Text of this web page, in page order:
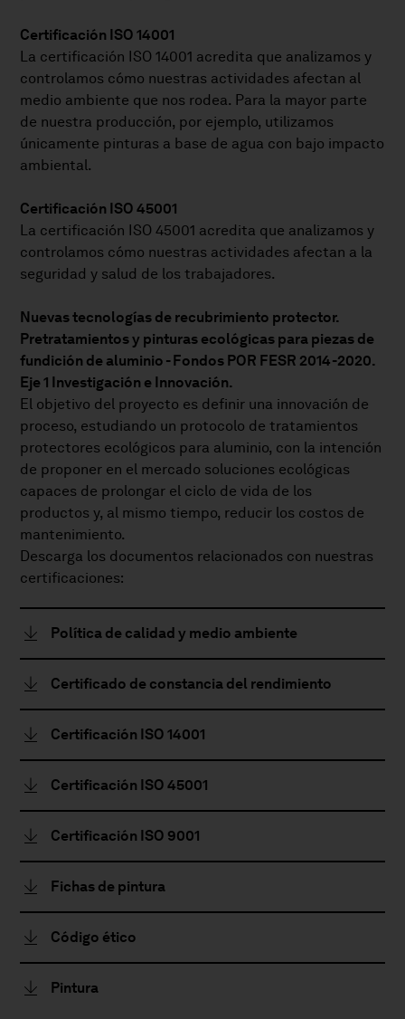
Certificación ISO 14001
La certificación ISO 14001 acredita que analizamos y
controlamos cómo nuestras actividades afectan al
medio ambiente que nos rodea. Para la mayor parte
de nuestra producción, por ejemplo, utilizamos
únicamente pinturas a base de agua con bajo impacto
ambiental.
Certificación ISO 45001
La certificación ISO 45001 acredita que analizamos y
controlamos cómo nuestras actividades afectan a la
seguridad y salud de los trabajadores.
Nuevas tecnologías de recubrimiento protector.
Pretratamientos y pinturas ecológicas para piezas de
fundición de aluminio - Fondos POR FESR 2014-2020.
Eje 1 Investigación e Innovación.
El objetivo del proyecto es definir una innovación de
proceso, estudiando un protocolo de tratamientos
protectores ecológicos para aluminio, con la intención
de proponer en el mercado soluciones ecológicas
capaces de prolongar el ciclo de vida de los
productos y, al mismo tiempo, reducir los costos de
mantenimiento.
Descarga los documentos relacionados con nuestras
certificaciones:
Política de calidad y medio ambiente
Certificado de constancia del rendimiento
Certificación ISO 14001
Certificación ISO 45001
Certificación ISO 9001
Fichas de pintura
Código ético
Pintura